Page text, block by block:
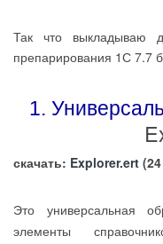
Так что выкладываю
препарирования 1С 7.7
1.
скачать: Explorer.ert
Это универсальная
элементы